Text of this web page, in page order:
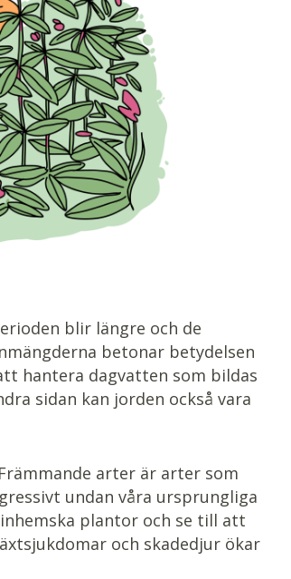
blir längre och de
betonar betydelsen
hantera dagvatten som bildas
sidan kan jorden också vara
arter är arter som
undan våra ursprungliga
plantor och se till att
och skadedjur ökar